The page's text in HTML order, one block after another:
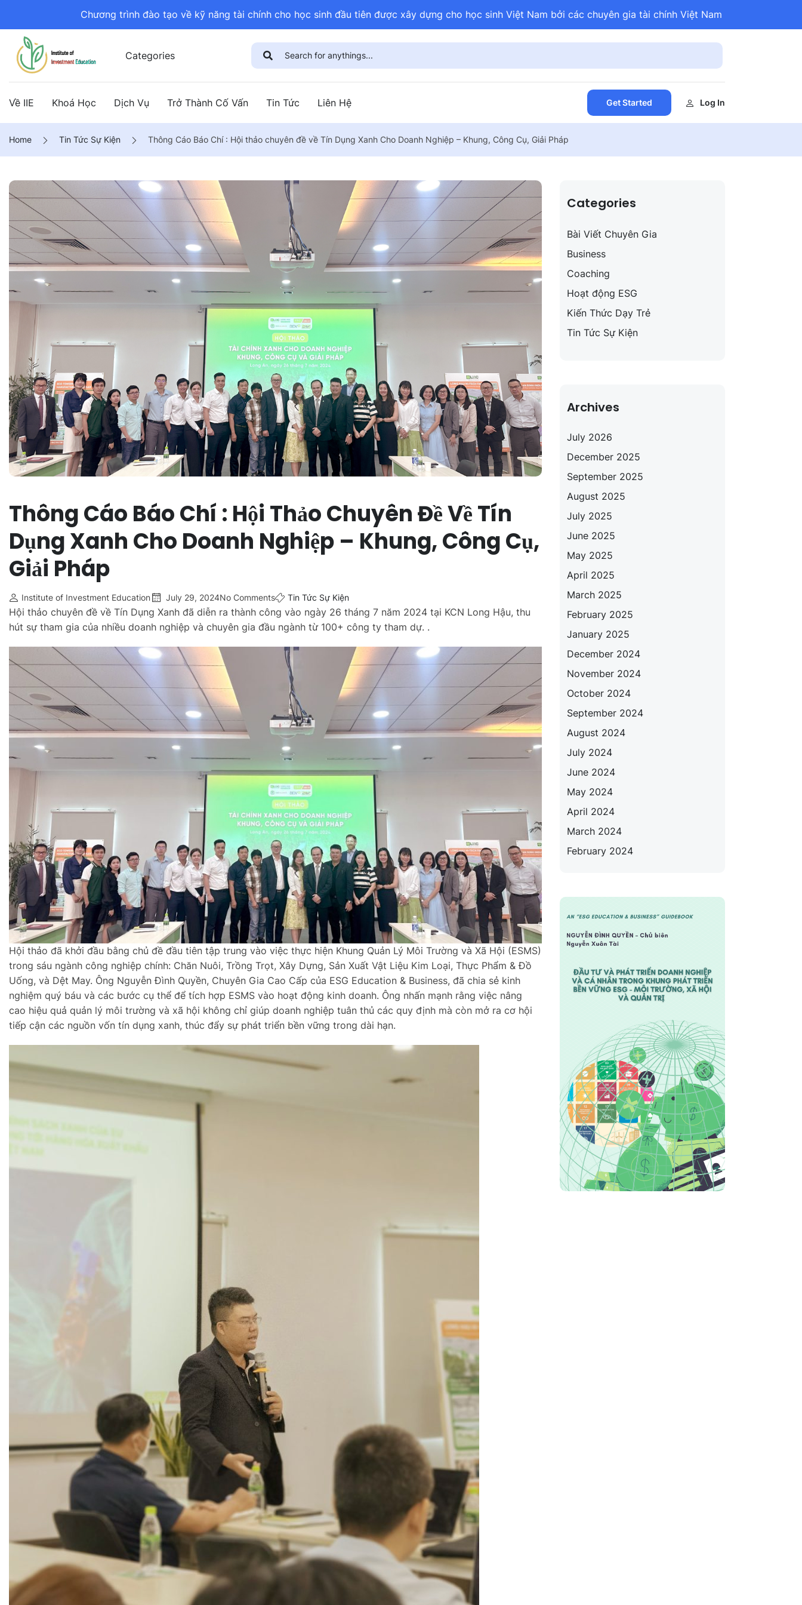
Chương trình đào tạo về kỹ năng tài chính cho học sinh đầu tiên được xây dựng cho học sinh Việt Nam bởi các chuyên gia tài chính Việt Nam
Categories
Về IIE Khoá Học Dịch Vụ Trở Thành Cố Vấn Tin Tức Liên Hệ Get Started Log In
Home Tin Tức Sự Kiện Thông Cáo Báo Chí : Hội thảo chuyên đề về Tín Dụng Xanh Cho Doanh Nghiệp – Khung, Công Cụ, Giải Pháp
Thông Cáo Báo Chí : Hội Thảo Chuyên Đề Về Tín
Dụng Xanh Cho Doanh Nghiệp – Khung, Công Cụ,
Giải Pháp
Institute of Investment Education July 29, 2024No Comments Tin Tức Sự Kiện
Hội thảo chuyên đề về Tín Dụng Xanh đã diễn ra thành công vào ngày 26 tháng 7 năm 2024 tại KCN Long Hậu, thu
hút sự tham gia của nhiều doanh nghiệp và chuyên gia đầu ngành từ 100+ công ty tham dự. .
Hội thảo đã khởi đầu bằng chủ đề đầu tiên tập trung vào việc thực hiện Khung Quản Lý Môi Trường và Xã Hội (ESMS)
trong sáu ngành công nghiệp chính: Chăn Nuôi, Trồng Trọt, Xây Dựng, Sản Xuất Vật Liệu Kim Loại, Thực Phẩm & Đồ
Uống, và Dệt May. Ông Nguyễn Đình Quyền, Chuyên Gia Cao Cấp của ESG Education & Business, đã chia sẻ kinh
nghiệm quý báu và các bước cụ thể để tích hợp ESMS vào hoạt động kinh doanh. Ông nhấn mạnh rằng việc nâng
cao hiệu quả quản lý môi trường và xã hội không chỉ giúp doanh nghiệp tuân thủ các quy định mà còn mở ra cơ hội
tiếp cận các nguồn vốn tín dụng xanh, thúc đẩy sự phát triển bền vững trong dài hạn.
Categories
Bài Viết Chuyên Gia
Business
Coaching
Hoạt động ESG
Kiến Thức Dạy Trẻ
Tin Tức Sự Kiện
Archives
July 2026
December 2025
September 2025
August 2025
July 2025
June 2025
May 2025
April 2025
March 2025
February 2025
January 2025
December 2024
November 2024
October 2024
September 2024
August 2024
July 2024
June 2024
May 2024
April 2024
March 2024
February 2024